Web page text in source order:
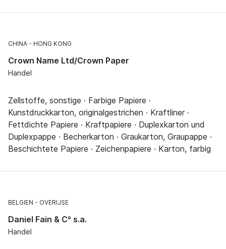
CHINA HONG KONG
Crown Name Ltd/Crown Paper
Handel
Zellstoffe, sonstige · Farbige Papiere ·
Kunstdruckkarton, originalgestrichen · Kraftliner ·
Fettdichte Papiere · Kraftpapiere · Duplexkarton und
Duplexpappe · Becherkarton · Graukarton, Graupappe ·
Beschichtete Papiere · Zeichenpapiere · Karton, farbig
BELGIEN OVERIJSE
Daniel Fain & C° s.a.
Handel